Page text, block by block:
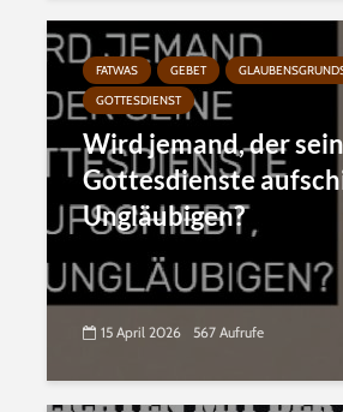
FATWAS GEBET
GOTTESDIENST
Wird jemand, der
Gottesdienste
Ungläubigen?
15 April 2026 567 Aufrufe